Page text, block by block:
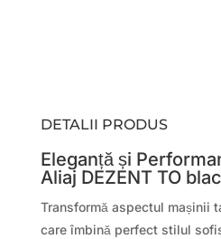
DETALII PRODUS
Eleganță și
Aliaj DEZENT TO
Transformă aspectul mașinii
care îmbină perfect stilul